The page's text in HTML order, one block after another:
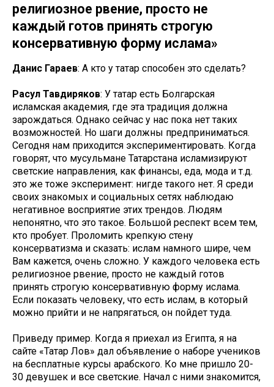
религиозное рвение, просто не
каждый готов принять строгую
консервативную форму ислама»
Данис Гараев: А кто у татар способен это сделать?
Расул Тавдиряков: У татар есть Болгарская
исламская академия, где эта традиция должна
зарождаться. Однако сейчас у нас пока нет таких
возможностей. Но шаги должны предприниматься.
Сегодня нам приходится экспериментировать. Когда
говорят, что мусульмане Татарстана исламизируют
светские направления, как финансы, еда, мода и т.д.
это же тоже эксперимент: нигде такого нет. Я среди
своих знакомых и социальных сетях наблюдаю
негативное восприятие этих трендов. Людям
непонятно, что это такое. Большой респект всем тем,
кто пробует. Проломить крепкую стену
консерватизма и сказать: ислам намного шире, чем
Вам кажется, очень сложно. У каждого человека есть
религиозное рвение, просто не каждый готов
принять строгую консервативную форму ислама.
Если показать человеку, что есть ислам, в который
можно прийти и не напрягаться, он пойдет туда.
Приведу пример. Когда я приехал из Египта, я на
сайте «Татар Лов» дал объявление о наборе учеников
на бесплатные курсы арабского. Ко мне пришло 20-
30 девушек и все светские. Начал с ними знакомится,